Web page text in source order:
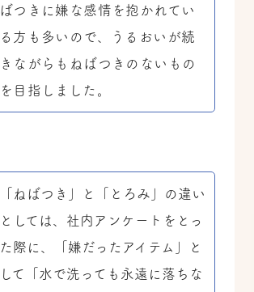
ばつきに嫌な感情を抱かれてい
る方も多いので、うるおいが続
きながらもねばつきのないもの
を目指しました。
「ねばつき」と「とろみ」の違い
としては、社内アンケートをとっ
た際に、「嫌だったアイテム」と
して「水で洗っても永遠に落ちな